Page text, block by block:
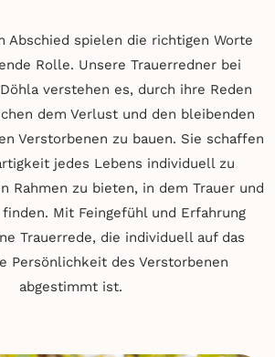
Abschied spielen die richtigen Worte
Rolle. Unsere Trauerredner bei
verstehen es, durch ihre Reden
dem Verlust und den bleibenden
Verstorbenen zu bauen. Sie schaffen
jedes Lebens individuell zu
Rahmen zu bieten, in dem Trauer und
Mit Feingefühl und Erfahrung
Trauerrede, die individuell auf das
Persönlichkeit des Verstorbenen
abgestimmt ist.